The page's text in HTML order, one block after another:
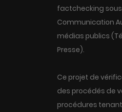
factchecking
Communication
médias publics
Presse).
Ce projet de
des procédés de
procédures